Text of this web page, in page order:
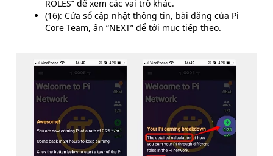
ROLES” để xem các vai trò khác.
(16): Cửa sổ cập nhật thông tin, bài đăng của Pi
Core Team, ấn “NEXT” để tới mục tiếp theo.